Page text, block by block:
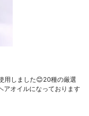
用しました😊20種の厳選
アオイルになっております